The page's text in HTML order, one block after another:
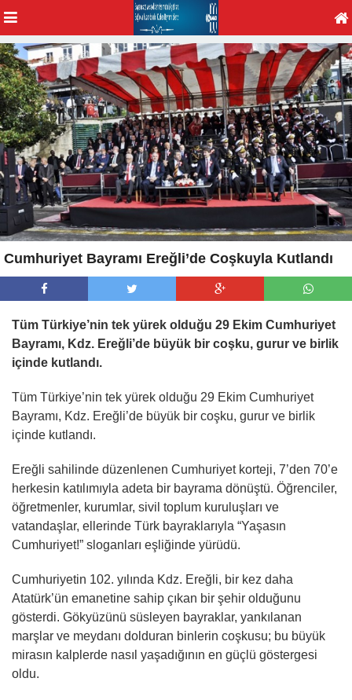
Cumhuriyet Bayramı Ereğli’de Coşkuyla Kutlandı
Tüm Türkiye’nin tek yürek olduğu 29 Ekim Cumhuriyet
Bayramı, Kdz. Ereğli’de büyük bir coşku, gurur ve birlik
içinde kutlandı.
Tüm Türkiye’nin tek yürek olduğu 29 Ekim Cumhuriyet
Bayramı, Kdz. Ereğli’de büyük bir coşku, gurur ve birlik
içinde kutlandı.
Ereğli sahilinde düzenlenen Cumhuriyet korteji, 7’den 70’e
herkesin katılımıyla adeta bir bayrama dönüştü. Öğrenciler,
öğretmenler, kurumlar, sivil toplum kuruluşları ve
vatandaşlar, ellerinde Türk bayraklarıyla “Yaşasın
Cumhuriyet!” sloganları eşliğinde yürüdü.
Cumhuriyetin 102. yılında Kdz. Ereğli, bir kez daha
Atatürk’ün emanetine sahip çıkan bir şehir olduğunu
gösterdi. Gökyüzünü süsleyen bayraklar, yankılanan
marşlar ve meydanı dolduran binlerin coşkusu; bu büyük
mirasın kalplerde nasıl yaşadığının en güçlü göstergesi
oldu.